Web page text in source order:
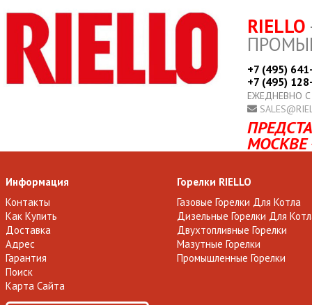
RIELLO
+7 (495)
+7 (495)
ЕЖЕДНЕВНО
МОСКВЕ
Информация
Контакты
Как Купить
Доставка
Адрес
Гарантия
Поиск
Карта Сайта
Горелки RIELLO
Газовые Горелки Для Котла
Дизельные Горелки Для
Двухтопливные Горелки
Мазутные Горелки
Промышленные Горелки